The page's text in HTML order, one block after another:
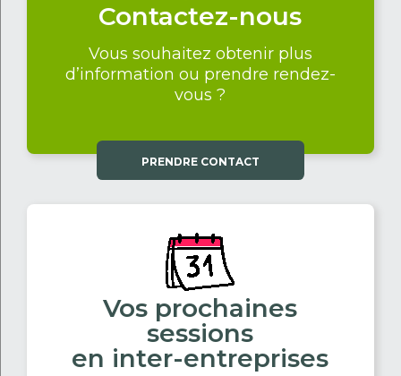
Contactez-nous
Vous souhaitez obtenir plus
d’information ou prendre rendez-
vous ?
PRENDRE CONTACT
Vos prochaines
sessions
en inter-entreprises